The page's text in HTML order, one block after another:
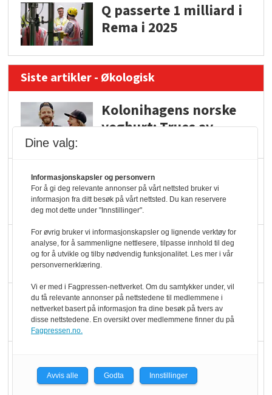
Q passerte 1 milliard i
Rema i 2025
Siste artikler - Økologisk
Kolonihagens norske
yoghurt: Trues av
Marit Kolby vant
Økologisk Norge sin
hederspris
Blir enklere å velge
økologisk i butikkhylla
Kolonihagen sliter
med å få tak i nok melk
er klare! Er markedet
Dine valg:
Informasjonskapsler og personvern
For å gi deg relevante annonser på vårt nettsted bruker vi
informasjon fra ditt besøk på vårt nettsted. Du kan reservere
deg mot dette under "Innstillinger".
For øvrig bruker vi informasjonskapsler og lignende verktøy for
analyse, for å sammenligne nettlesere, tilpasse innhold til deg
og for å utvikle og tilby nødvendig funksjonalitet. Les mer i vår
personvernerklæring.
Vi er med i Fagpressen-nettverket. Om du samtykker under, vil
du få relevante annonser på nettstedene til medlemmene i
nettverket basert på informasjon fra dine besøk på tvers av
disse nettstedene. En oversikt over medlemmene finner du på
Fagpressen.no.
Avvis alle Godta Innstillinger